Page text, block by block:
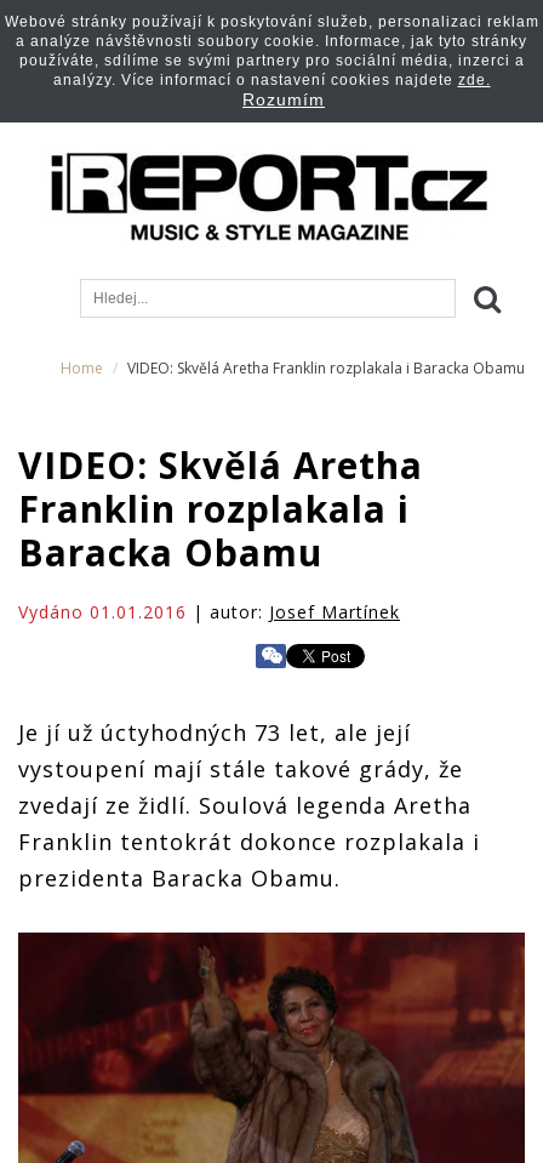
Home VIDEO: Skvělá Aretha Franklin rozplakala i Baracka Obamu
VIDEO: Skvělá Aretha
Franklin rozplakala i
Baracka Obamu
Vydáno 01.01.2016 | autor: Josef Martínek
Je jí už úctyhodných 73 let, ale její
vystoupení mají stále takové grády, že
zvedají ze židlí. Soulová legenda Aretha
Franklin tentokrát dokonce rozplakala i
prezidenta Baracka Obamu.
Webové stránky používají k poskytování služeb, personalizaci reklam
a analýze návštěvnosti soubory cookie. Informace, jak tyto stránky
používáte, sdílíme se svými partnery pro sociální média, inzerci a
analýzy. Více informací o nastavení cookies najdete zde.
Rozumím